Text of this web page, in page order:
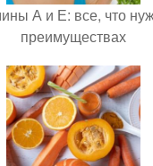
А и Е: все, что
преимуществах